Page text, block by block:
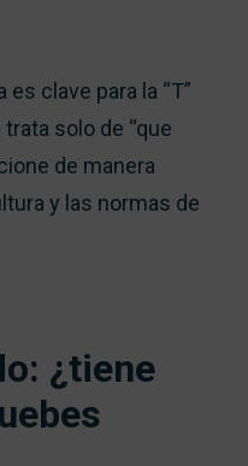
clave para la “T”
trata solo de “que
de manera
y las normas de
¿tiene